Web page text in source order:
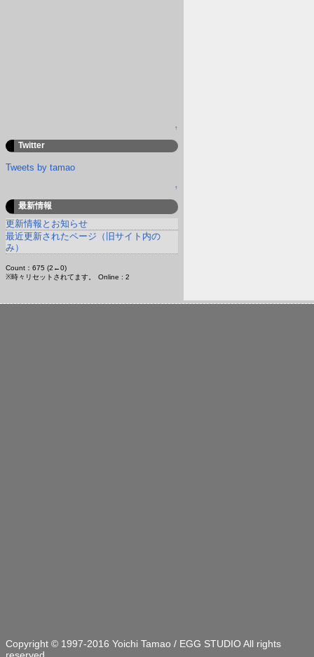
↑
Twitter
Tweets by tamao
↑
最新情報
更新情報とお知らせ
最近更新されたページ（旧サイト内の
み）
Count：675 (2←0)
※時々リセットされてます。
Online : 2
Copyright © 1997-2016 Yoichi Tamao / EGG STUDIO All rights